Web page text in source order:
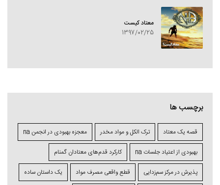
معتاد کيست
1397/02/25
برچسب ها
قصه یک معتاد ترک الکل و مواد مخدر معجزه بهبودی در انجمن na
بهبودی از اعتیاد جلسات na کارکرد قدم‌های معتادان گمنام
پذیرش در مرکز سم‌زدایی قطع واقعی مصرف مواد یک داستان ساده